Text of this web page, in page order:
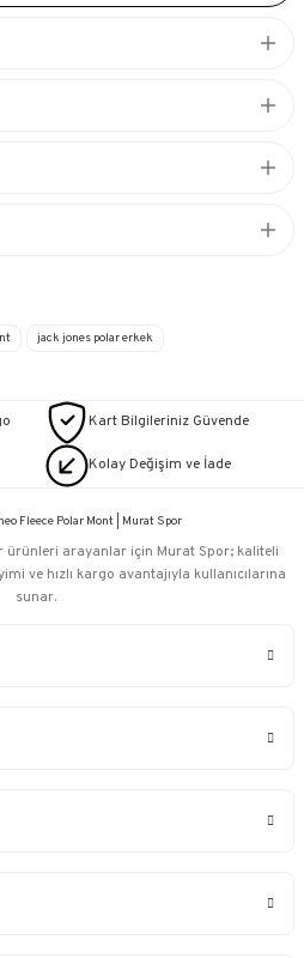
jack jones polar erkek
Kart Bilgileriniz Güvende
Kolay Değişim ve İade
ürünleri arayanlar için Murat Spor; kaliteli
ve hızlı kargo avantajıyla kullanıcılarına
sunar.